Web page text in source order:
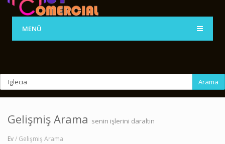
MENÜ
Arama
Gelişmiş Arama senin işlerini daraltın
Ev/ Gelişmiş Arama